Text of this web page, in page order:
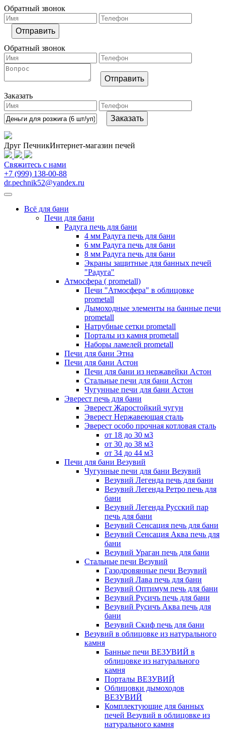
Обратный звонок
Обратный звонок
Заказать
Друг ПечникИнтернет-магазин печей
Свяжитесь с нами
+7 (999) 138-00-88
dr.pechnik52@yandex.ru
Всё для бани
Печи для бани
Радуга печь для бани
4 мм Радуга печь для бани
6 мм Радуга печь для бани
8 мм Радуга печь для бани
Экраны защитные для банных печей
"Радуга"
Атмосфера ( prometall)
Печи "Атмосфера" в облицовке
prometall
Дымоходные элементы на банные печи
prometall
Натрубные сетки prometall
Порталы из камня prometall
Наборы ламелей prometall
Печи для бани Этна
Печи для бани Астон
Печи для бани из нержавейки Астон
Стальные печи для бани Астон
Чугунные печи для бани Астон
Эверест печь для бани
Эверест Жаростойкий чугун
Эверест Нержавеющая сталь
Эверест особо прочная котловая сталь
от 18 до 30 м3
от 30 до 38 м3
от 34 до 44 м3
Печи для бани Везувий
Чугунные печи для бани Везувий
Везувий Легенда печь для бани
Везувий Легенда Ретро печь для
бани
Везувий Легенда Русский пар
печь для бани
Везувий Сенсация печь для бани
Везувий Сенсация Аква печь для
бани
Везувий Ураган печь для бани
Стальные печи Везувий
Газодровянные печи Везувий
Везувий Лава печь для бани
Везувий Оптимум печь для бани
Везувий Русичъ печь для бани
Везувий Русичъ Аква печь для
бани
Везувий Скиф печь для бани
Везувий в облицовке из натурального
камня
Банные печи ВЕЗУВИЙ в
облицовке из натурального
камня
Порталы ВЕЗУВИЙ
Облицовки дымоходов
ВЕЗУВИЙ
Комплектующие для банных
печей Везувий в облицовке из
натурального камня